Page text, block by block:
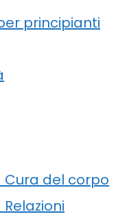
principianti
Cura del corpo